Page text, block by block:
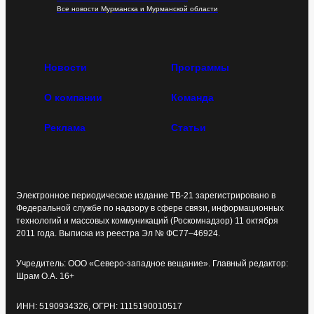
Все новости Мурманска и Мурманской области
Новости Программы
О компании Команда
Реклама Статьи
Электронное периодическое издание ТВ-21 зарегистрировано в
Федеральной службе по надзору в сфере связи, информационных
технологий и массовых коммуникаций (Роскомнадзор) 11 октября
2011 года. Выписка из реестра Эл № ФС77–46924.
Учредитель: ООО «Северо-западное вещание». Главный редактор:
Шрам О.А. 16+
ИНН: 5190934326, ОГРН: 1115190010517